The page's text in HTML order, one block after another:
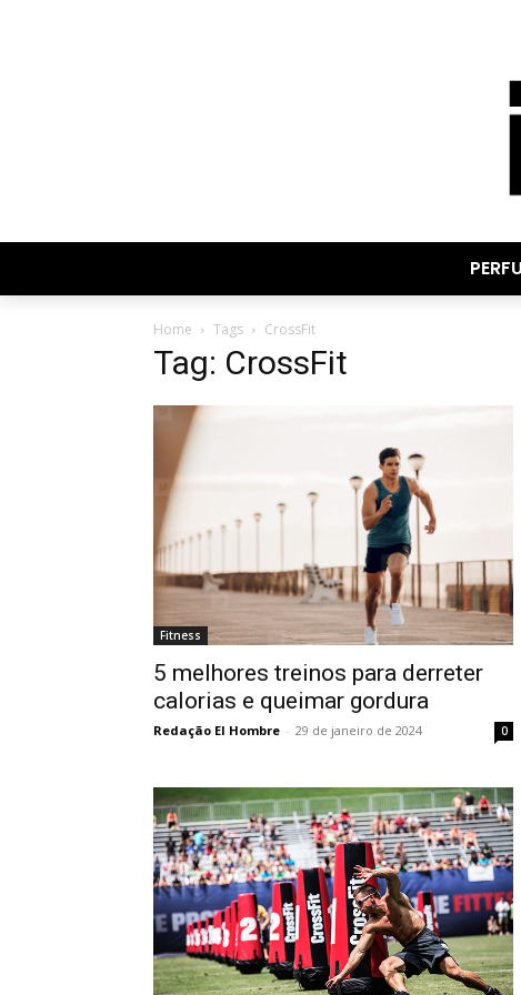
Home Tags CrossFit
Tag: CrossFit
Fitness
5 melhores treinos para derreter
calorias e queimar gordura
Redação El Hombre - 29 de janeiro de 2024 0